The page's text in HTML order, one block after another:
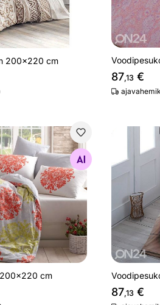
200x220 cm
87,13 €
200x220 cm
Otsi sarnaseid
cm
87,13 €